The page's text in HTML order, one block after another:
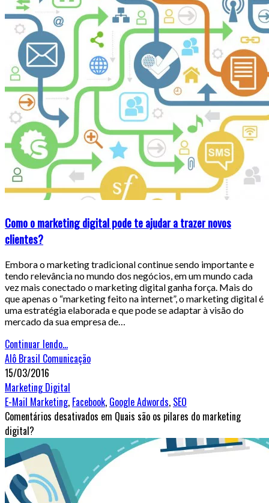
Como o marketing digital pode te ajudar a trazer novos
clientes?
Embora o marketing tradicional continue sendo importante e
tendo relevância no mundo dos negócios, em um mundo cada
vez mais conectado o marketing digital ganha força. Mais do
que apenas o “marketing feito na internet”, o marketing digital é
uma estratégia elaborada e que pode se adaptar à visão do
mercado da sua empresa de…
Continuar lendo...
Alô Brasil Comunicação
15/03/2016
Marketing Digital
E-Mail Marketing, Facebook, Google Adwords, SEO
Comentários desativados em Quais são os pilares do marketing
digital?